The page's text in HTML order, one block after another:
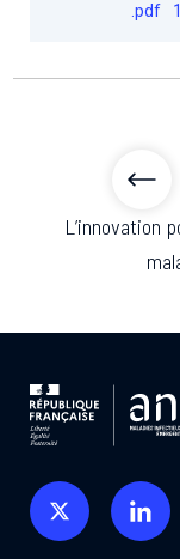
.pdf
L’innovation